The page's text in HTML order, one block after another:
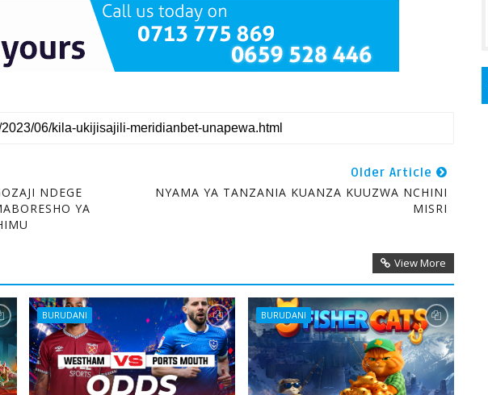
NDEGE
YA
Older Article
NYAMA YA TANZANIA KUANZA KUUZWA NCHINI
MISRI
View More
BURUDANI BURUDANI